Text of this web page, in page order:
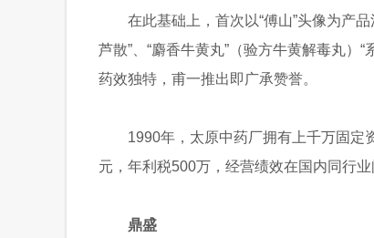
在此基础上，首次以“傅山”头像为产
芦散”、“麝香牛黄丸”（验方牛黄解毒丸）
药效独特，甫一推出即广承赞誉。
1990年，太原中药厂拥有上千万固定
元，年利税500万，经营绩效在国内同行业
鼎盛